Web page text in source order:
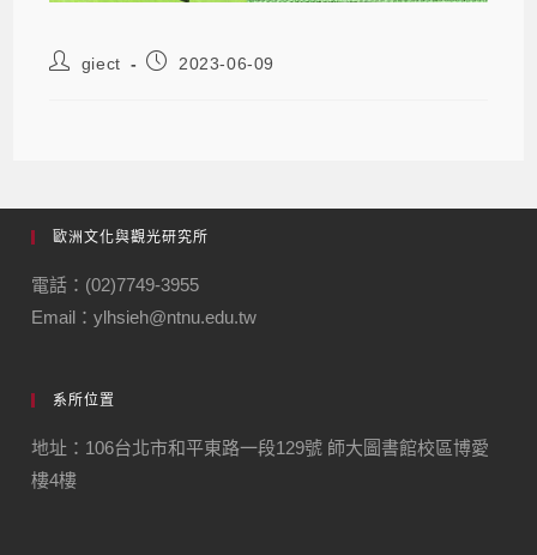
giect 2023-06-09
歐洲文化與觀光研究所
電話：(02)7749-3955
Email：ylhsieh@ntnu.edu.tw
系所位置
地址：106台北市和平東路一段129號 師大圖書館校區博愛
樓4樓